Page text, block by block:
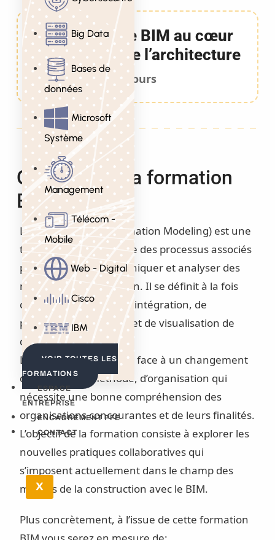
Big Data
Bases de
données
Microsoft
Système
Management
Télécom -
Mobile
Web - Digital
Cisco
IBM
VOIR TOUTES LES
FORMATIONS
ESPACE
ENTREPRISE
ENCADREMENT PFE
CONTACT
X
Formation Le BIM au cœur
des métiers de l’architecture
1 Jours
Objectifs de la formation
BIM
Le BIM (Building Information Modeling) est une
technologie qui propose des processus associés
pour produire, communiquer et analyser des
modèles de construction. Il se définit à la fois
comme un processus d’intégration, de
production, de gestion et de visualisation de
données.
Les professionnels sont face à un changement
de culture, de méthode, d’organisation qui
nécessite une bonne compréhension des
organisations concourantes et de leurs finalités.
L’objectif de la formation consiste à explorer les
nouvelles pratiques collaboratives qui
s’imposent actuellement dans le champ des
métiers de la construction avec le BIM.
Plus concrètement, à l’issue de cette formation